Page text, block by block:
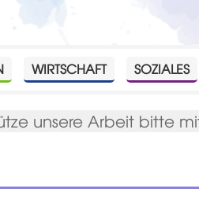
WIRTSCHAFT SOZIALES
unsere Arbeit bitte